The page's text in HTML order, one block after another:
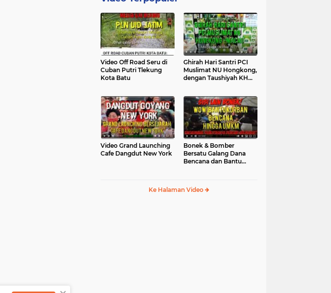
Video Off Road Seru di
Cuban Putri Tlekung
Kota Batu
Ghirah Hari Santri PCI
Muslimat NU Hongkong,
dengan Taushiyah KH
Video Grand Launching
Cafe Dangdut New York
Bonek & Bomber
Bersatu Galang Dana
Bencana dan Bantu
Ke Halaman Video